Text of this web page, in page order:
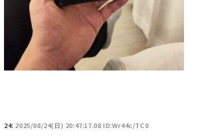
24: 2025/08/24(日) 20:47:17.08 ID:Wr44c/TC0